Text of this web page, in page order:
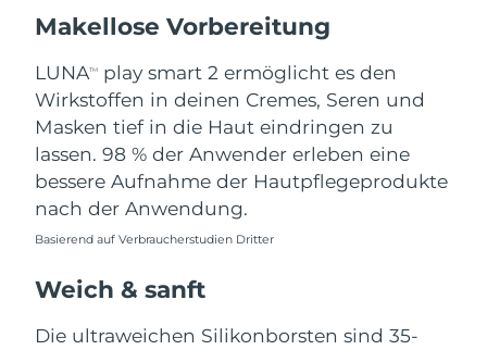
Makellose Vorbereitung
LUNATM
play smart 2 ermöglicht es den
Wirkstoffen in deinen Cremes, Seren und
Masken tief in die Haut eindringen zu
lassen. 98 % der Anwender erleben eine
bessere Aufnahme der Hautpflegeprodukte
nach der Anwendung.
Basierend auf Verbraucherstudien Dritter
Weich & sanft
Die ultraweichen Silikonborsten sind 35-
Vereinigte Arabische
Emirate
Erwartete Lieferung
Vereinigtes
Königreich
Erwartete Lieferung8/8/26
Vereinigte Staaten Erwartete Lieferung8/9/26
Usbekistan